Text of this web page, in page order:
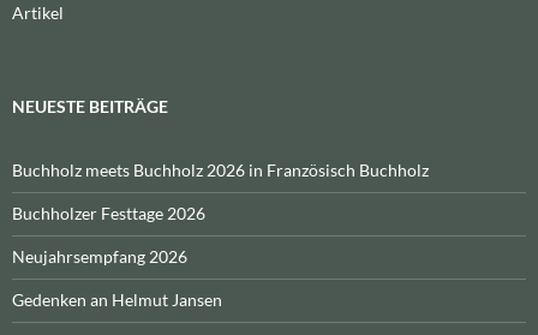
Artikel
NEUESTE BEITRÄGE
Buchholz meets Buchholz 2026 in Französisch Buchholz
Buchholzer Festtage 2026
Neujahrsempfang 2026
Gedenken an Helmut Jansen